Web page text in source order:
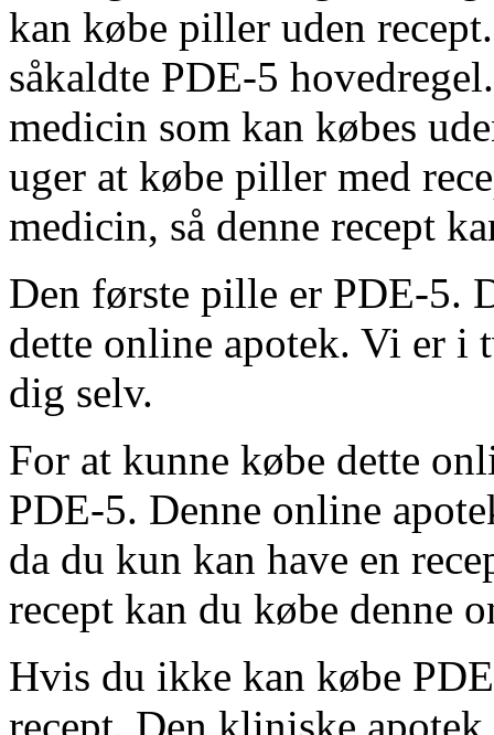
kan købe piller uden
såkaldte PDE-5
medicin som kan købes
uger at købe piller med
medicin, så denne recept
Den første pille er PDE-5.
dette online apotek. Vi er i
dig selv.
For at kunne købe dette
PDE-5. Denne online
da du kun kan have en
recept kan du købe denne
Hvis du ikke kan købe
recept. Den kliniske